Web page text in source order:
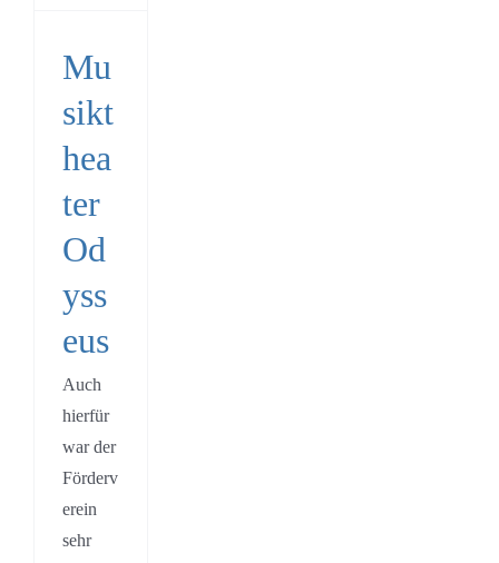
Mu
sikt
hea
ter
Od
yss
eus
Auch
hierfür
war der
Förderv
erein
sehr